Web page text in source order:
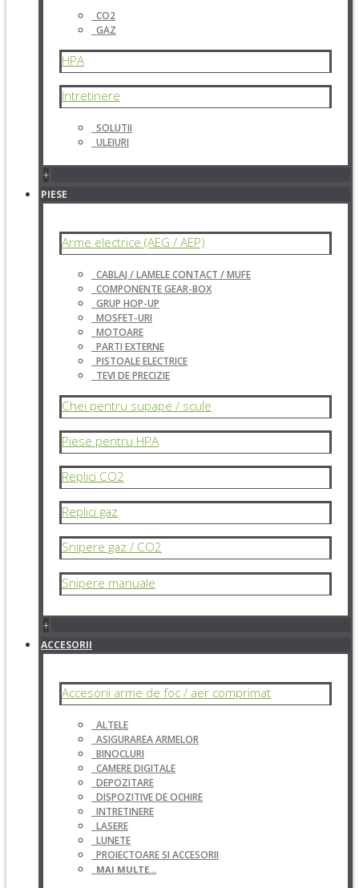
CO2
GAZ
HPA
Intretinere
SOLUTII
ULEIURI
+
PIESE
Arme electrice (AEG / AEP)
CABLAJ / LAMELE CONTACT / MUFE
COMPONENTE GEAR-BOX
GRUP HOP-UP
MOSFET-URI
MOTOARE
PARTI EXTERNE
PISTOALE ELECTRICE
TEVI DE PRECIZIE
Chei pentru supape / scule
Piese pentru HPA
Replici CO2
Replici gaz
Snipere gaz / CO2
Snipere manuale
+
ACCESORII
Accesorii arme de foc / aer comprimat
ALTELE
ASIGURAREA ARMELOR
BINOCLURI
CAMERE DIGITALE
DEPOZITARE
DISPOZITIVE DE OCHIRE
INTRETINERE
LASERE
LUNETE
PROIECTOARE SI ACCESORII
MAI MULTE...